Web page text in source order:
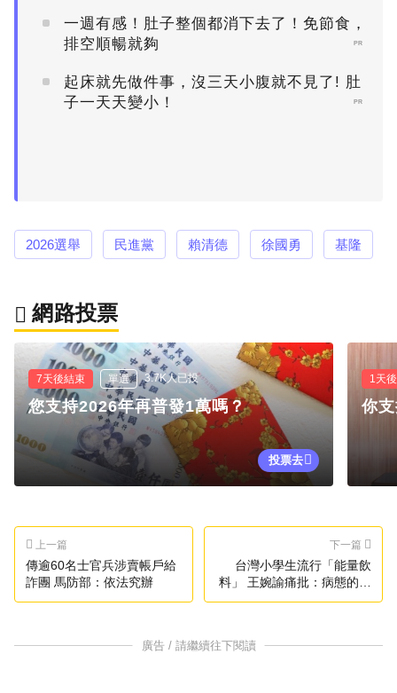
一週有感！肚子整個都消下去了！免節食，
排空順暢就夠
PR
起床就先做件事，沒三天小腹就不見了! 肚
子一天天變小！
PR
2026選舉 民進黨 賴清德 徐國勇 基隆
網路投票
7天後結束 單選 3.7K人已投
您支持2026年再普發1萬嗎？
投票去
1天
你
上一篇
傳逾60名士官兵涉賣帳戶給
詐團 馬防部：依法究辦
下一篇
台灣小學生流行「能量飲
料」 王婉諭痛批：病態的文
化
廣告 / 請繼續往下閱讀